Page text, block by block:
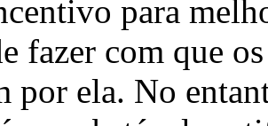
para
fazer com que
por ela. No